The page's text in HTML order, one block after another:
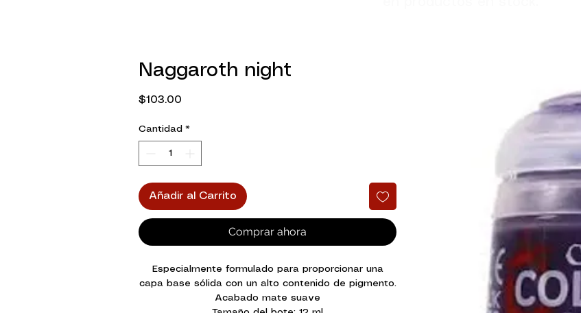
Naggaroth night
$103.00
Cantidad *
Añadir al Carrito
Comprar ahora
Especialmente formulado para proporcionar una
capa base sólida con un alto contenido de pigmento.
Acabado mate suave